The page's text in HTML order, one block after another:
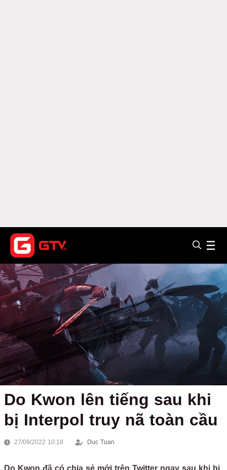
Do Kwon lên tiếng sau khi
bị Interpol truy nã toàn cầu
27/09/2022 10:18 Duc Tuan
Do Kwon đã có chia sẻ mới trên Twitter ngay sau khi bị